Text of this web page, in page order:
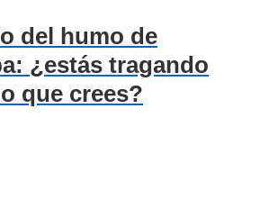
del humo de
¿estás tragando
que crees?